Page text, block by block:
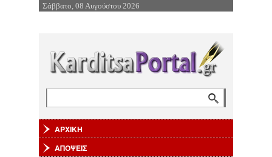
Επιστροφή στην Πλοήγηση
Σάββατο, 08 Αυγούστου 2026
ΑΡΧΙΚΗ
ΑΠΟΨΕΙΣ